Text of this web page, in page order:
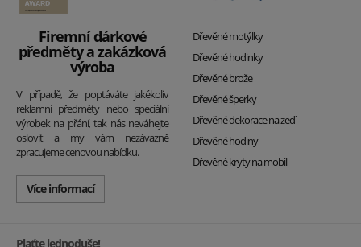
Firemní dárkové
předměty a zakázková
výroba
V případě, že poptáváte jakékoliv
reklamní předměty nebo speciální
výrobek na přání, tak nás neváhejte
oslovit a my vám nezávazně
zpracujeme cenovou nabídku.
Více informací
Dřevěné motýlky
Dřevěné hodinky
Dřevěné brože
Dřevěné šperky
Dřevěné dekorace na zeď
Dřevěné hodiny
Dřevěné kryty na mobil
Plaťte jednoduše!